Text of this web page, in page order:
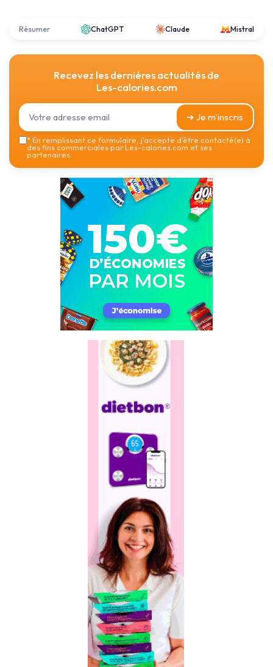
Résumer ChatGPT Claude Mistral
Recevez les dernières actualités de
Les-calories.com
➔ Je m'inscris
*En remplissant ce formulaire, j’accepte d’être contacté(e) à
des fins commerciales par Les-calories.com et ses
partenaires.